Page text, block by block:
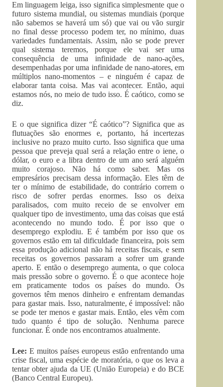
Em linguagem leiga, isso significa simplesmente que o
futuro sistema mundial, ou sistemas mundiais (porque
não sabemos se haverá um só) que vai ou vão surgir
no final desse processo podem ter, no mínimo, duas
variedades fundamentais. Assim, não se pode prever
qual sistema teremos, porque ele vai ser uma
consequência de uma infinidade de nano-ações,
desempenhadas por uma infinidade de nano-atores, em
múltiplos nano-momentos – e ninguém é capaz de
elaborar tanta coisa. Mas vai acontecer. Então, aqui
estamos nós, no meio de tudo isso. É caótico, como se
diz.
E o que significa dizer “É caótico”? Significa que as
flutuações são enormes e, portanto, há incertezas
inclusive no prazo muito curto. Isso significa que uma
pessoa que preveja qual será a relação entre o iene, o
dólar, o euro e a libra dentro de um ano será alguém
muito corajoso. Não há como saber. Mas os
empresários precisam dessa informação. Eles têm de
ter o mínimo de estabilidade, do contrário correm o
risco de sofrer perdas enormes. Isso os deixa
paralisados, com muito receio de se envolver em
qualquer tipo de investimento, uma das coisas que está
acontecendo no mundo todo. É por isso que o
desemprego explodiu. E é também por isso que os
governos estão em tal dificuldade financeira, pois sem
essa produção adicional não há receitas fiscais, e sem
receitas os governos passaram a sofrer um grande
aperto. E então o desemprego aumenta, o que coloca
mais pressão sobre o governo. É o que acontece hoje
em praticamente todos os países do mundo. Os
governos têm menos dinheiro e enfrentam demandas
para gastar mais. Isso, naturalmente, é impossível: não
se pode ter menos e gastar mais. Então, eles vêm com
tudo quanto é tipo de solução. Nenhuma parece
funcionar. É onde nos encontramos atualmente.
Lee:E muitos países europeus estão enfrentando uma
crise fiscal, uma espécie de moratória, o que os leva a
tentar obter ajuda da UE (União Europeia) e do BCE
(Banco Central Europeu).